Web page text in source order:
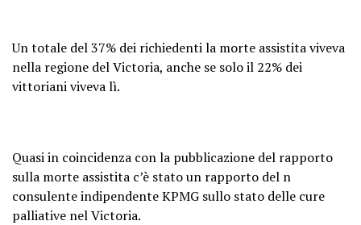
Un totale del 37% dei richiedenti la morte assistita viveva
nella regione del Victoria, anche se solo il 22% dei
vittoriani viveva lì.
Quasi in coincidenza con la pubblicazione del rapporto
sulla morte assistita c’è stato un rapporto del n
consulente indipendente KPMG sullo stato delle cure
palliative nel Victoria.